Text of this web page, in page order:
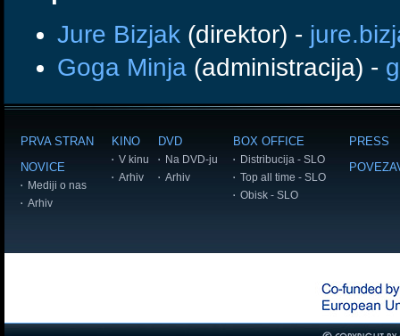
Jure Bizjak (direktor) -
Goga Minja (administracija) -
PRVA STRAN
NOVICE
Mediji o nas
Arhiv
KINO
V kinu
Arhiv
DVD
Na DVD-ju
Arhiv
BOX OFFICE
Distribucija - SLO
Top all time - SLO
Obisk - SLO
PRESS